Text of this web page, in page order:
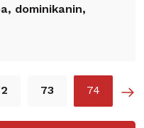
dominikanin,
73 74